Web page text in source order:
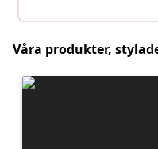
Våra produkter,